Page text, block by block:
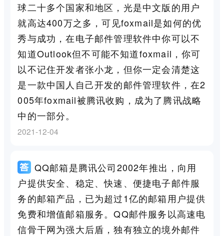
球二十多个国家和地区，光是中文版的用户
就高达400万之多，可见foxmail是如何的优
秀与成功，在电子邮件管理软件中你可以不
知道Outlook但不可能不知道foxmail，你可
以不记住开发者张小龙，但你一定会清楚这
是一款中国人自己开发的邮件管理软件，在2
005年foxmail被腾讯收购，成为了腾讯战略
中的一部分。
2021-12-04
QQ邮箱是腾讯公司2002年推出，向用
户提供安全、稳定、快速、便捷电子邮件服
务的邮箱产品，已为超过1亿的邮箱用户提供
免费和增值邮箱服务。QQ邮件服务以高速电
信骨干网为强大后盾，独有独立的境外邮件